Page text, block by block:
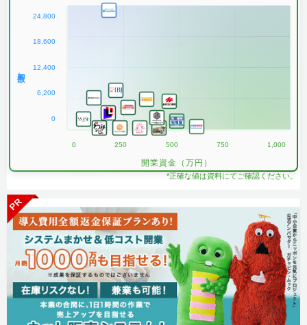
24,800
18,600
12,400
6,200
0
0 250 500 750 1,000
開業資金（万円）
*正確な値は資料にてご確認ください。
PR